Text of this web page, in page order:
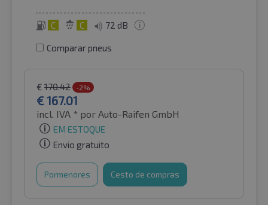
C C 72 dB
Comparar pneus
€ 170.42 -2%
€167.01
incl. IVA * por Auto-Raifen GmbH
EM ESTOQUE
Envio gratuito
Pormenores Cesto de compras